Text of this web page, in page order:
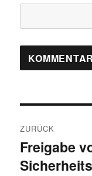
ZURÜCK
Vorheriger
Beitrag:
Freigabe